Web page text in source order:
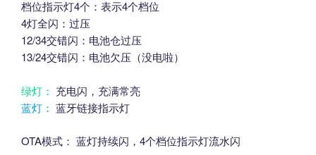
档位指示灯4个：表示4个档位
4灯全闪：过压
12/34交错闪：电池仓过压
13/24交错闪：电池欠压（没电啦）
绿灯： 充电闪，充满常亮
蓝灯： 蓝牙链接指示灯
OTA模式： 蓝灯持续闪，4个档位指示灯流水闪